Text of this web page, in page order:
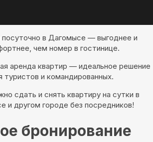
посуточно в Дагомысе — выгоднее и
чем номер в гостинице.
аренда квартир — идеальное решение
туристов и командированных.
сдать и снять квартиру на сутки в
и другом городе без посредников!
бронирование